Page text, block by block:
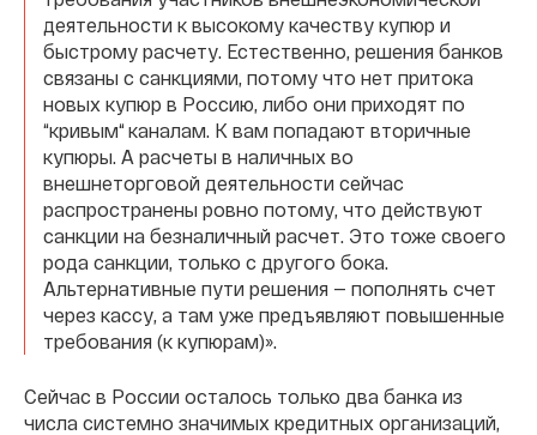
деятельности к высокому качеству купюр и
быстрому расчету. Естественно, решения банков
связаны с санкциями, потому что нет притока
новых купюр в Россию, либо они приходят по
“кривым“ каналам. К вам попадают вторичные
купюры. А расчеты в наличных во
внешнеторговой деятельности сейчас
распространены ровно потому, что действуют
санкции на безналичный расчет. Это тоже своего
рода санкции, только с другого бока.
Альтернативные пути решения — пополнять счет
через кассу, а там уже предъявляют повышенные
требования (к купюрам)».
Сейчас в России осталось только два банка из
числа системно значимых кредитных организаций,